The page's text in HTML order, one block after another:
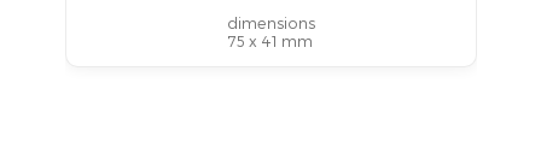
dimensions
75 x 41 mm